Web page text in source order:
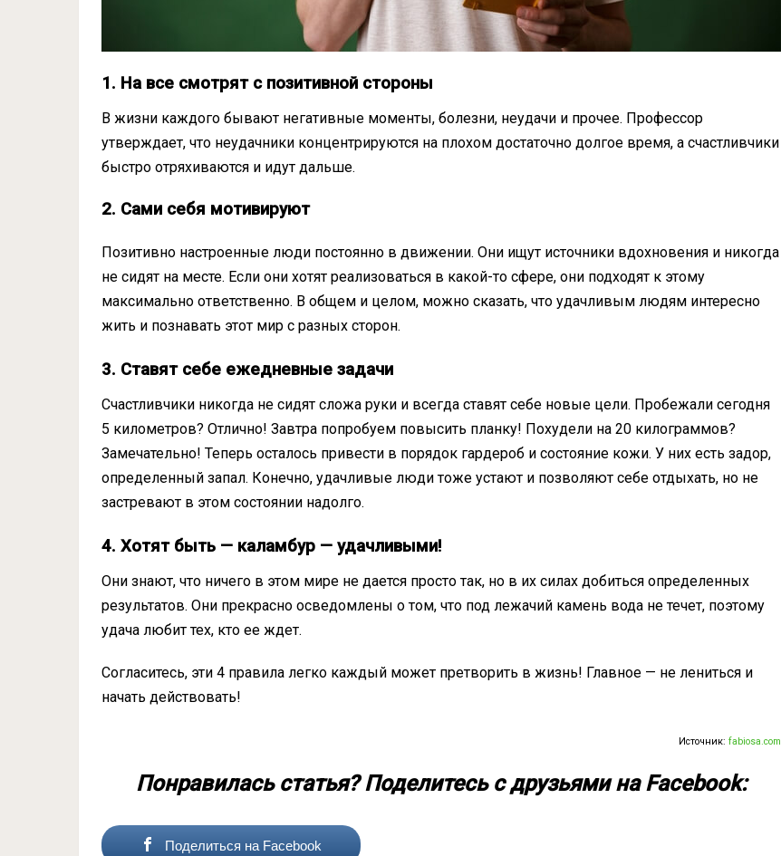
1. На все смотрят с позитивной стороны
В жизни каждого бывают негативные моменты, болезни, неудачи и прочее. Профессор
утверждает, что неудачники концентрируются на плохом достаточно долгое время, а счастливчики
быстро отряхиваются и идут дальше.
2. Сами себя мотивируют
Позитивно настроенные люди постоянно в движении. Они ищут источники вдохновения и никогда
не сидят на месте. Если они хотят реализоваться в какой-то сфере, они подходят к этому
максимально ответственно. В общем и целом, можно сказать, что удачливым людям интересно
жить и познавать этот мир с разных сторон.
3. Ставят себе ежедневные задачи
Счастливчики никогда не сидят сложа руки и всегда ставят себе новые цели. Пробежали сегодня
5 километров? Отлично! Завтра попробуем повысить планку! Похудели на 20 килограммов?
Замечательно! Теперь осталось привести в порядок гардероб и состояние кожи. У них есть задор,
определенный запал. Конечно, удачливые люди тоже устают и позволяют себе отдыхать, но не
застревают в этом состоянии надолго.
4. Хотят быть — каламбур — удачливыми!
Они знают, что ничего в этом мире не дается просто так, но в их силах добиться определенных
результатов. Они прекрасно осведомлены о том, что под лежачий камень вода не течет, поэтому
удача любит тех, кто ее ждет.
Согласитесь, эти 4 правила легко каждый может претворить в жизнь! Главное — не лениться и
начать действовать!
Источник:fabiosa.com
Понравилась статья? Поделитесь с друзьями на Facebook:
Поделиться на Facebook